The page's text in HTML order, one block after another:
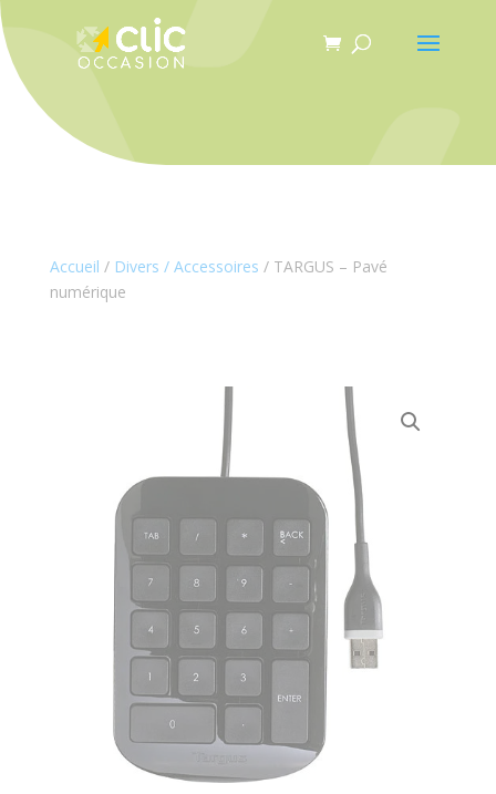
Accueil / Divers / Accessoires / TARGUS – Pavé
numérique
Panneau de gestion des cookies